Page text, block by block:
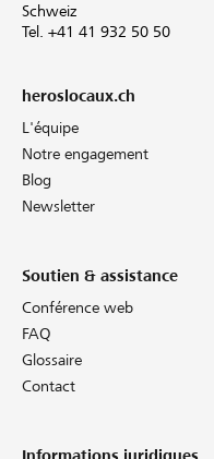
Schweiz
Tel. +41 41 932 50 50
heroslocaux.ch
L'équipe
Notre engagement
Blog
Newsletter
Soutien & assistance
Conférence web
FAQ
Glossaire
Contact
Informations juridiques